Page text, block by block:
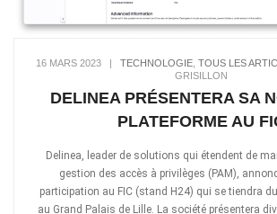
16 MARS 2023| TECHNOLOGIE, TOUS LES
GRISILLON
DELINEA PRÉSENTERA SA
PLATEFORME AU
Delinea, leader de solutions qui étendent de
gestion des accès à privilèges (PAM),
participation au FIC (stand H24) qui se tiendra
au Grand Palais de Lille. La société présentera